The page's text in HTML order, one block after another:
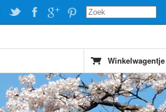
Winkelwagentje